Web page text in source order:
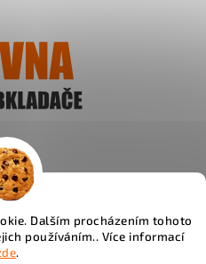
Dalším procházením tohoto
používáním.. Více informací
.